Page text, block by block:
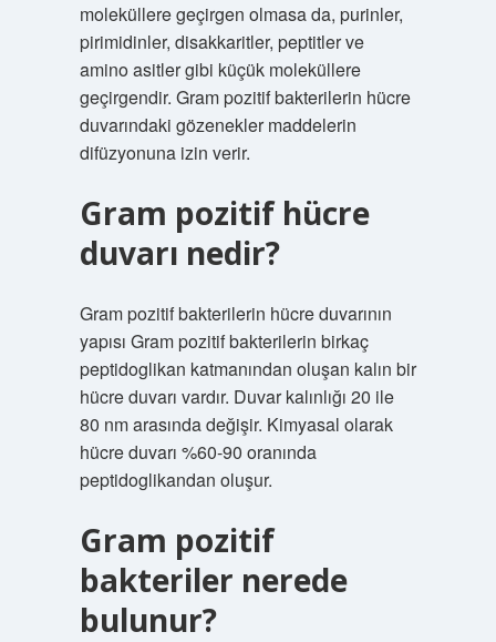
moleküllere geçirgen olmasa da, purinler,
pirimidinler, disakkaritler, peptitler ve
amino asitler gibi küçük moleküllere
geçirgendir. Gram pozitif bakterilerin hücre
duvarındaki gözenekler maddelerin
difüzyonuna izin verir.
Gram pozitif hücre
duvarı nedir?
Gram pozitif bakterilerin hücre duvarının
yapısı Gram pozitif bakterilerin birkaç
peptidoglikan katmanından oluşan kalın bir
hücre duvarı vardır. Duvar kalınlığı 20 ile
80 nm arasında değişir. Kimyasal olarak
hücre duvarı %60-90 oranında
peptidoglikandan oluşur.
Gram pozitif
bakteriler nerede
bulunur?